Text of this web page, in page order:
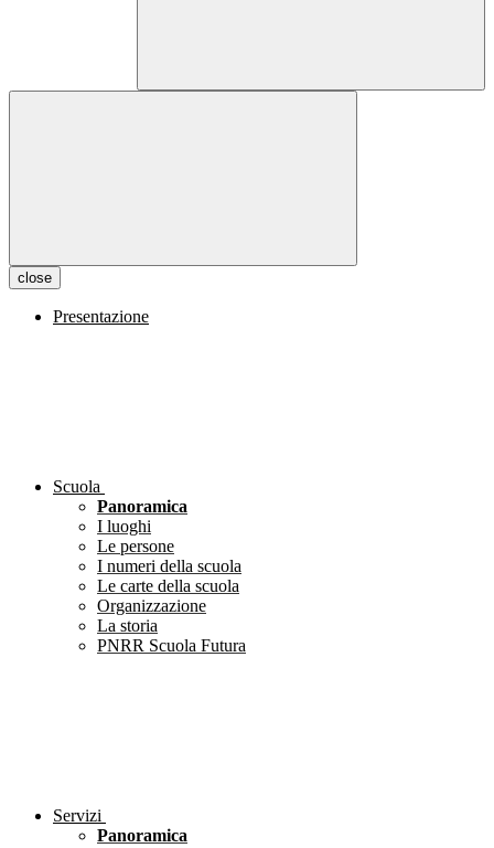
close
Presentazione
Scuola
Panoramica
I luoghi
Le persone
I numeri della scuola
Le carte della scuola
Organizzazione
La storia
PNRR Scuola Futura
Servizi
Panoramica